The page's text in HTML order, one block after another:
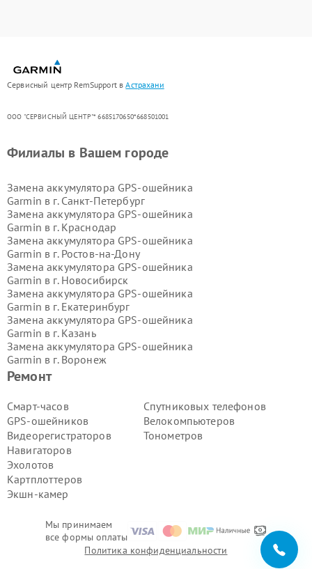
Сервисный центр RemSupport вАстрахани
ООО "СЕРВИСНЫЙ ЦЕНТР"* 6685170650*668501001
Мы принимаем
все формы оплаты
Ремонт
Смарт-часов
GPS-ошейников
Видеорегистраторов
Навигаторов
Эхолотов
Картплоттеров
Экшн-камер
Спутниковых телефонов
Велокомпьютеров
Тонометров
Филиалы в Вашем городе
Замена аккумулятора GPS-ошейника
Garmin в г. Санкт-Петербург
Замена аккумулятора GPS-ошейника
Garmin в г. Краснодар
Замена аккумулятора GPS-ошейника
Garmin в г. Ростов-на-Дону
Замена аккумулятора GPS-ошейника
Garmin в г. Новосибирск
Замена аккумулятора GPS-ошейника
Garmin в г. Екатеринбург
Замена аккумулятора GPS-ошейника
Garmin в г. Казань
Замена аккумулятора GPS-ошейника
Garmin в г. Воронеж
Замена аккумулятора GPS-ошейника
Garmin в г.
Garmin в г.Самара
Замена аккумулятора GPS-ошейника
Garmin в г.Пермь
Замена аккумулятора GPS-ошейника
Garmin в г.
Замена аккумулятора GPS-ошейника
Garmin в г.Ижевск
Замена аккумулятора GPS-ошейника
Garmin в г.
Замена аккумулятора GPS-ошейника
Garmin в г. Тюмень
Замена аккумулятора GPS-ошейника
Политика конфиденциальности